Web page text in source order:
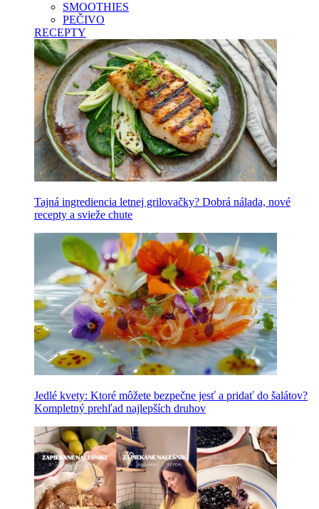
SMOOTHIES
PEČIVO
RECEPTY
Tajná ingrediencia letnej grilovačky? Dobrá nálada, nové
recepty a svieže chute
Jedlé kvety: Ktoré môžete bezpečne jesť a pridať do šalátov?
Kompletný prehľad najlepších druhov